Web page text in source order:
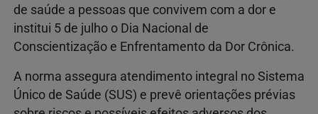
de saúde a pessoas que convivem com a dor e
institui 5 de julho o Dia Nacional de
Conscientização e Enfrentamento da Dor Crônica.
A norma assegura atendimento integral no Sistema
Único de Saúde (SUS) e prevê orientações prévias